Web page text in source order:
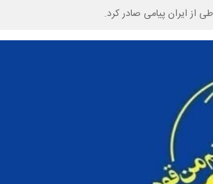
از ایران پیامی صادر کرد.